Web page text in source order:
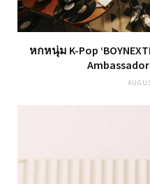
หกหนุ่ม K-Pop